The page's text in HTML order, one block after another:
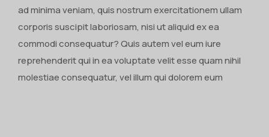
ad minima veniam, quis nostrum exercitationem ullam
corporis suscipit laboriosam, nisi ut aliquid ex ea
commodi consequatur? Quis autem vel eum iure
reprehenderit qui in ea voluptate velit esse quam nihil
molestiae consequatur, vel illum qui dolorem eum